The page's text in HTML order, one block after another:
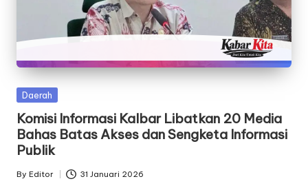
Posted
Daerah
Komisi Informasi Kalbar Libatkan 20 Media
Bahas Batas Akses dan Sengketa Informasi
Publik
Posted
By Editor 31 Januari 2026